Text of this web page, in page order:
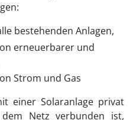
bestehenden Anlagen,
erneuerbarer und
Strom und Gas
einer Solaranlage privat
Netz verbunden ist,